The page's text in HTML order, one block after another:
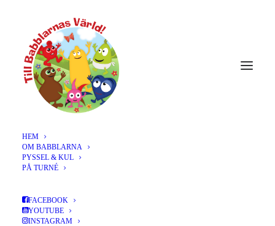
HEM
OM BABBLARNA
PYSSEL & KUL
PÅ TURNÉ
FACEBOOK
YOUTUBE
INSTAGRAM
DECEMBER 2023
02
DEC
NYKÖPING, CULTURUM, KL
11:00 + 14:00